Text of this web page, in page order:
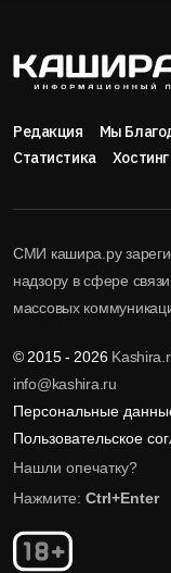
Редакция Мы
Статистика
Хостинг
СМИ кашира.ру
надзору в сфере
массовых
© 2015 - 2026
info@kashira.ru
Персональные
Пользовательское
Нашли опечатку?
Нажмите: Ctrl+Enter